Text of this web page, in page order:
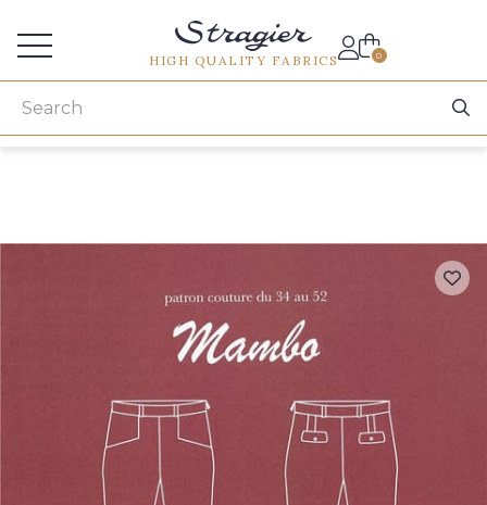
HIGH QUALITY FABRICS 0